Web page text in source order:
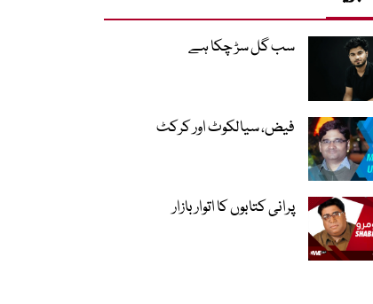
سب گل سڑ چکا ہے
فیض، سیالکوٹ اور کرکٹ
پرانی کتابوں کا اتوار بازار